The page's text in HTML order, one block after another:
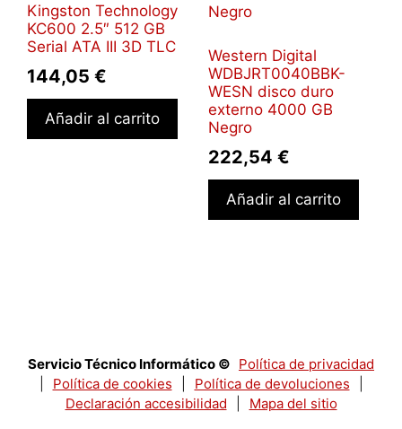
Kingston Technology
KC600 2.5″ 512 GB
Serial ATA III 3D TLC
144,05 €
Añadir al carrito
Western Digital
WDBJRT0040BBK-
WESN disco duro
externo 4000 GB
Negro
222,54 €
Añadir al carrito
Servicio Técnico Informático © Política de privacidad
Política de cookies Política de devoluciones
Declaración accesibilidad
Mapa del sitio